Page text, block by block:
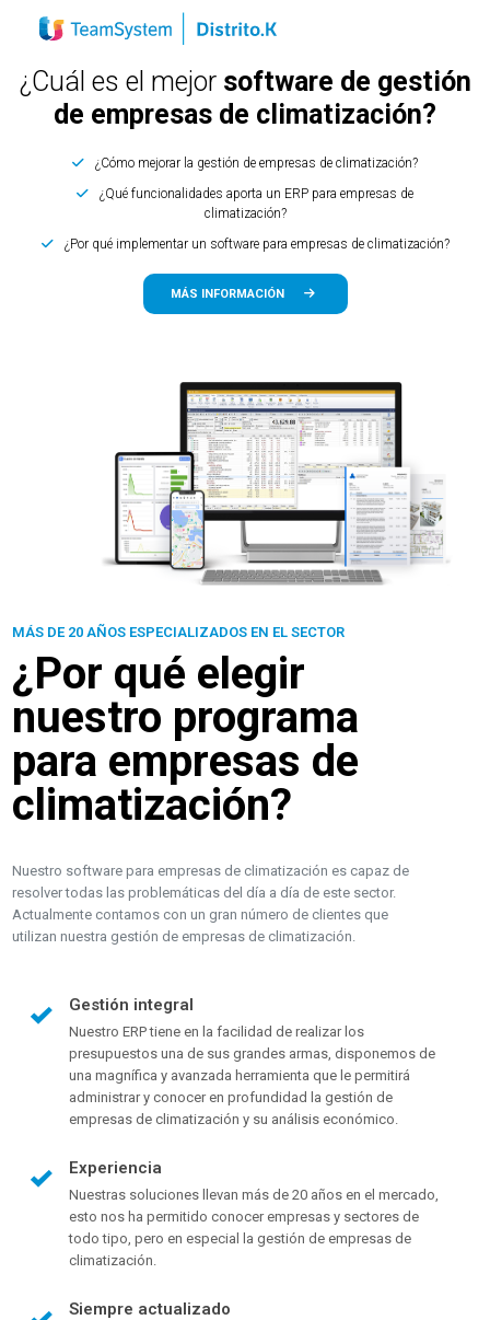
¿Cuál es el mejor software de gestión
de empresas de climatización?
¿Cómo mejorar la gestión de empresas de climatización?
¿Qué funcionalidades aporta un ERP para empresas de
climatización?
¿Por qué implementar un software para empresas de climatización?
MÁS INFORMACIÓN
MÁS DE 20 AÑOS ESPECIALIZADOS EN EL SECTOR
¿Por qué elegir
nuestro programa
para empresas de
climatización?
Nuestro software para empresas de climatización es capaz de
resolver todas las problemáticas del día a día de este sector.
Actualmente contamos con un gran número de clientes que
utilizan nuestra gestión de empresas de climatización.
Gestión integral
Nuestro ERP tiene en la facilidad de realizar los
presupuestos una de sus grandes armas, disponemos de
una magnífica y avanzada herramienta que le permitirá
administrar y conocer en profundidad la gestión de
empresas de climatización y su análisis económico.
Experiencia
Nuestras soluciones llevan más de 20 años en el mercado,
esto nos ha permitido conocer empresas y sectores de
todo tipo, pero en especial la gestión de empresas de
climatización.
Siempre actualizado